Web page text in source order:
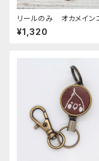
リールのみ オカメイ
チノー グリーン おか
こ
¥1,320